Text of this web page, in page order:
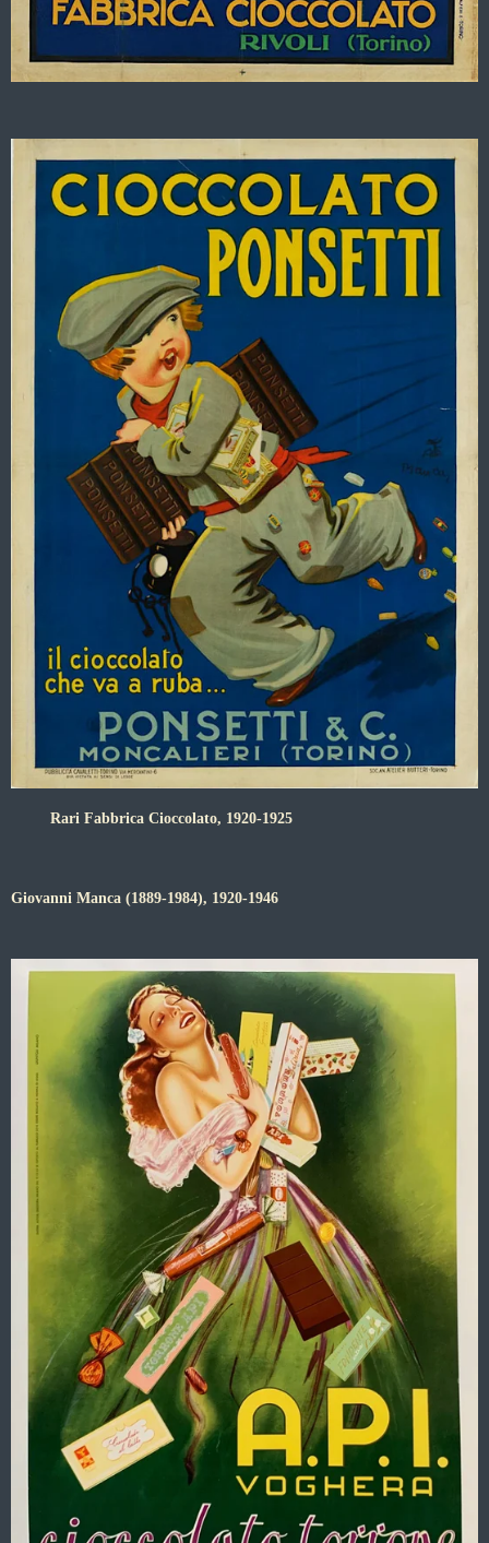
Rari Fabbrica Cioccolato, 1920-1925
Giovanni Manca (1889-1984), 1920-1946